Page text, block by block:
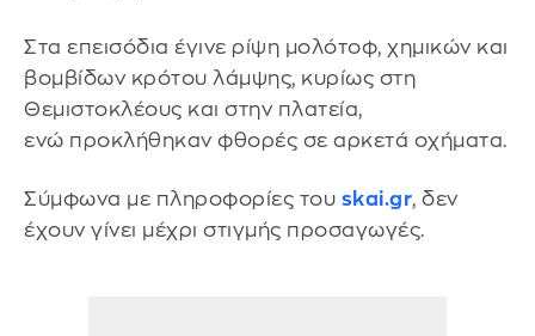
Στα επεισόδια έγινε ρίψη μολότοφ, χημικών και
βομβίδων κρότου λάμψης, κυρίως στη
Θεμιστοκλέους και στην πλατεία,
ενώ προκλήθηκαν φθορές σε αρκετά οχήματα.
Σύμφωνα με πληροφορίες του skai.gr, δεν
έχουν γίνει μέχρι στιγμής προσαγωγές.